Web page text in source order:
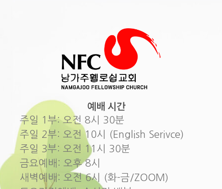
예배 시간
주일 1부: 오전 8시 30분
주일 2부: 오전 10시 (English Serivce)
주일 3부: 오전 11시 30분
금요예배: 오후 8시
새벽예배: 오전 6시 (화-금/ZOOM)